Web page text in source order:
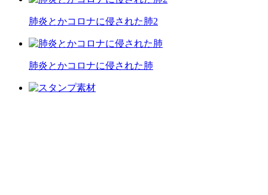
肺炎とかコロナに侵された肺2
肺炎とかコロナに侵された肺